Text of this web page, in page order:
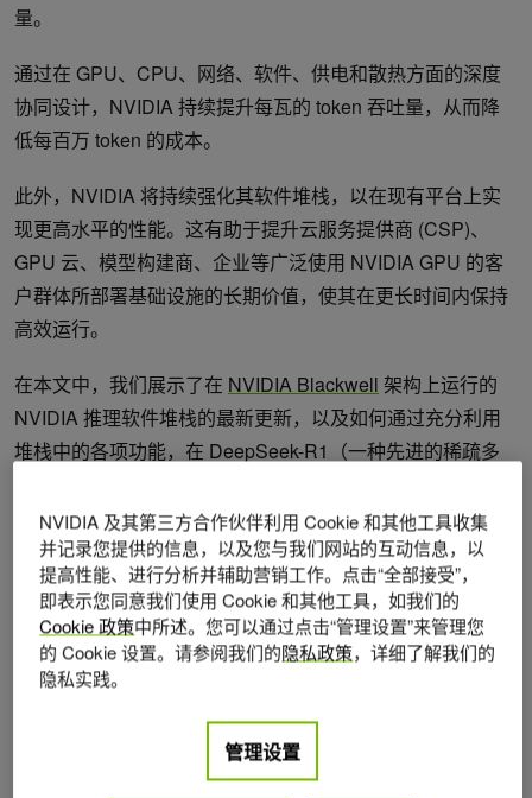
量。
通过在 GPU、CPU、网络、软件、供电和散热方面的深度
协同设计，NVIDIA 持续提升每瓦的 token 吞吐量，从而降
低每百万 token 的成本。
此外，NVIDIA 将持续强化其软件堆栈，以在现有平台上实
现更高水平的性能。这有助于提升云服务提供商 (CSP)、
GPU 云、模型构建商、企业等广泛使用 NVIDIA GPU 的客
户群体所部署基础设施的长期价值，使其在更长时间内保持
高效运行。
在本文中，我们展示了在 NVIDIA Blackwell 架构上运行的
NVIDIA 推理软件堆栈的最新更新，以及如何通过充分利用
堆栈中的各项功能，在 DeepSeek-R1（一种先进的稀疏多
提升。
更新的 NVIDIA TensorRT-LLM 软件
提升推理性能
NVIDIA GB200 NVL72 机架级扩展平台采用第五代
相互连接，在机架内所有芯片之间提供高达
1800 GB/s 的双向带宽。该大型可扩展架构针对基于稀疏
NVIDIA 及其第三方合作伙伴利用 Cookie 和其他工具收集
并记录您提供的信息，以及您与我们网站的互动信息，以
提高性能、进行分析并辅助营销工作。点击“全部接受”，
即表示您同意我们使用 Cookie 和其他工具，如我们的
Cookie 政策中所述。您可以通过点击“管理设置”来管理您
的 Cookie 设置。请参阅我们的隐私政策，详细了解我们的
隐私实践。
管理设置